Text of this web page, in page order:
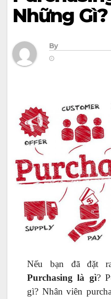
Những Gì?
By
Nếu bạn đã đặt
Purchasing là gì?
gì? Nhân viên